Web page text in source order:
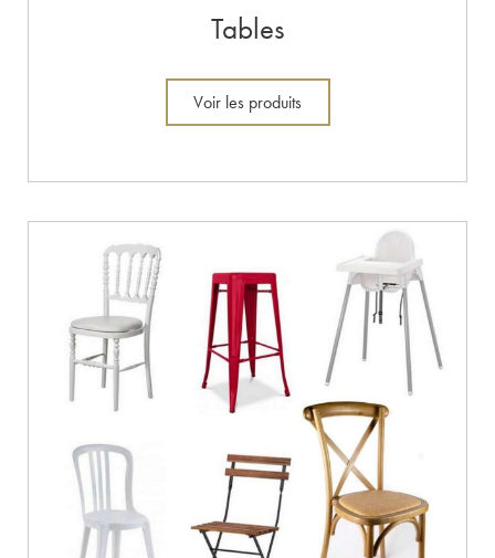
Tables
Voir les produits